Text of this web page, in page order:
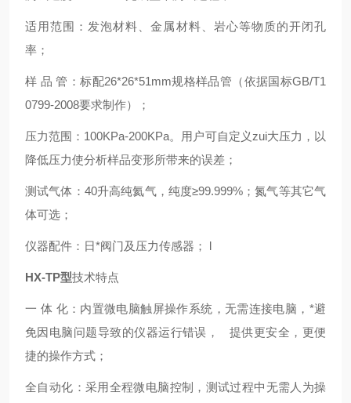
适用范围：发泡材料、金属材料、岩心等物质的开闭孔
率；
样 品 管：标配26*26*51mm规格样品管（依据国标GB/T1
0799-2008要求制作）；
压力范围：100KPa-200KPa。用户可自定义zui大压力，以
降低压力使分析样品变形所带来的误差；
测试气体：40升高纯氦气，纯度≥99.999%；氮气等其它气
体可选；
仪器配件：日*阀门及压力传感器； l
HX-TP型技术特点
一 体 化：内置微电脑触屏操作系统，无需连接电脑，*避
免因电脑问题导致的仪器运行错误， 提供更安全，更便
捷的操作方式；
全自动化：采用全程微电脑控制，测试过程中无需人为操